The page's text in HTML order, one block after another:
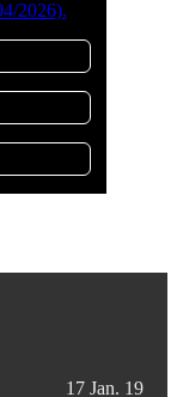
17 Jan. 19